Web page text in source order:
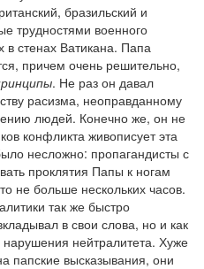
бразильский и
трудностями военного
в стенах Ватикана. Папа
причем очень решительно,
. Не раз он давал
расизма, неоправданному
людей. Конечно же, он не
конфликта живописует эта
несложно: пропагандисты с
проклятия Папы к ногам
не больше нескольких часов.
так же быстро
в свои слова, но и как
нейтралитета. Хуже
папские высказывания, они